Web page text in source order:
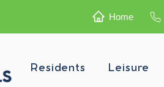
Home
Residents Leisure